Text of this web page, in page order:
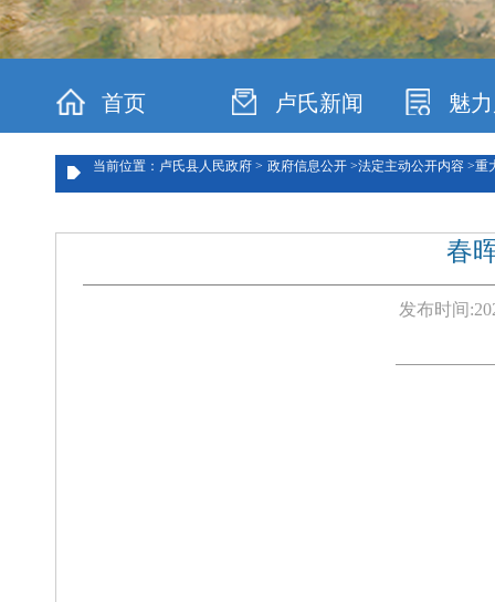
首页 卢氏新闻 魅
当前位置：卢氏县人民政府 > 政府信息公开 >法定主动公开内容 >重
春
发布时间: